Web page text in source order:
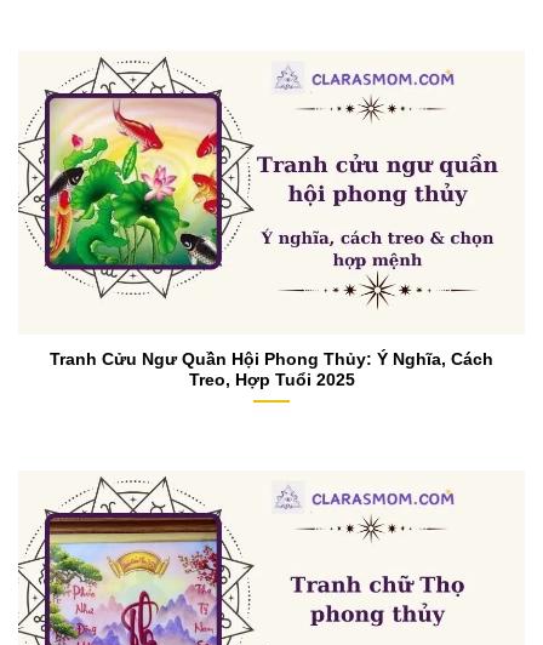
Tranh Cửu Ngư Quần Hội Phong Thủy: Ý Nghĩa, Cách
Treo, Hợp Tuổi 2025